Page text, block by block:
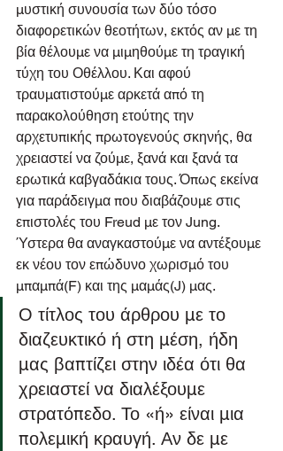
μυστική συνουσία των δύο τόσο
διαφορετικών θεοτήτων, εκτός αν με τη
βία θέλουμε να μιμηθούμε τη τραγική
τύχη του Οθέλλου. Και αφού
τραυματιστούμε αρκετά από τη
παρακολούθηση ετούτης την
αρχετυπικής πρωτογενούς σκηνής, θα
χρειαστεί να ζούμε, ξανά και ξανά τα
ερωτικά καβγαδάκια τους. Όπως εκείνα
για παράδειγμα που διαβάζουμε στις
επιστολές του Freud με τον Jung.
Ύστερα θα αναγκαστούμε να αντέξουμε
εκ νέου τον επώδυνο χωρισμό του
μπαμπά(F) και της μαμάς(J) μας.
Ο τίτλος του άρθρου με το
διαζευκτικό ή στη μέση, ήδη
μας βαπτίζει στην ιδέα ότι θα
χρειαστεί να διαλέξουμε
στρατόπεδο. Το «ή» είναι μια
πολεμική κραυγή. Αν δε με